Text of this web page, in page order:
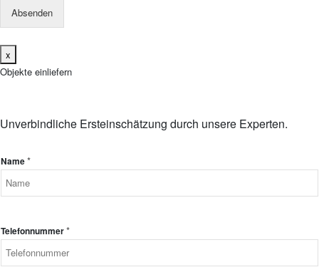
Absenden
x
Objekte einliefern
Unverbindliche Ersteinschätzung durch unsere Experten.
Name*
Telefonnummer*